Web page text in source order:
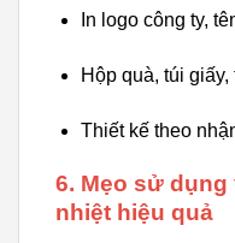
In logo công ty,
Hộp quà, túi
Thiết kế theo
6. Mẹo sử
nhiệt hiệu quả